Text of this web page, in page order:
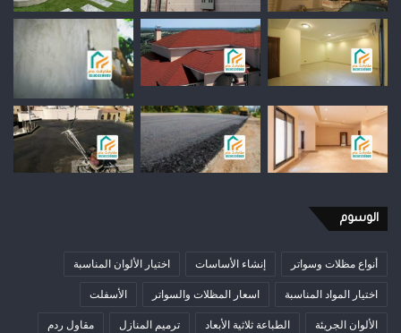
الوسوم
أنواع مظلات وسواتر إنشاء الأساسات اختيار الألوان المناسبة
اختيار المواد المناسبة اسعار المظلات والسواتر الأسفلت
الألوان الجريئة الطباعة ثلاثية الأبعاد ترميم المنازل مقاول ردم